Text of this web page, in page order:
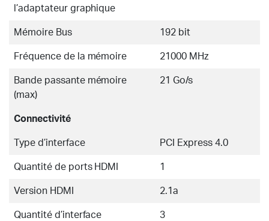
l’adaptateur graphique
Mémoire Bus 192 bit
Fréquence de la mémoire 21000 MHz
Bande passante mémoire
(max)
21 Go/s
Connectivité
Type d’interface PCI Express 4.0
Quantité de ports HDMI 1
Version HDMI 2.1a
Quantité d’interface
3